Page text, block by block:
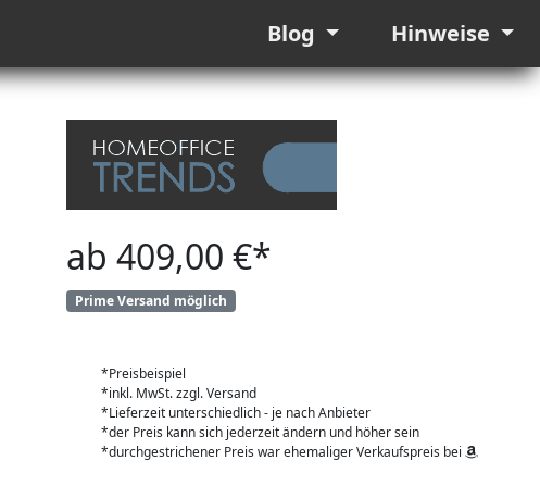
Blog Hinweise
ab 409,00 €*
Prime Versand möglich
*Preisbeispiel
*inkl. MwSt. zzgl. Versand
*Lieferzeit unterschiedlich - je nach Anbieter
*der Preis kann sich jederzeit ändern und höher sein
*durchgestrichener Preis war ehemaliger Verkaufspreis bei